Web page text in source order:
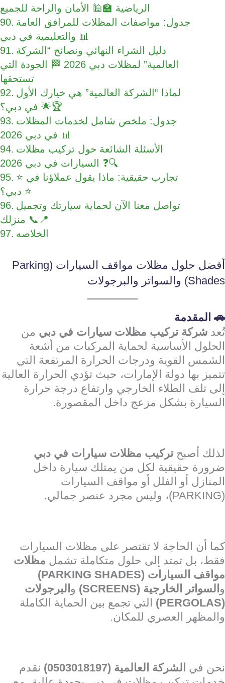
الرياضية 🏫🕌 الأمان والراحة للجميع
جدول: مواصفات المظلات للمرافق العامة
والتعليمية في دبي 📊
دليل الشراء النهائي ونصائح “الشركة
العالمية” لمظلات دبي 2026 🏁 الجودة التي
تستحقها
لماذا “الشركة العالمية” هي خيارك الأول
في دبي؟ 🌟🏆
جدول: ملخص شامل لخدمات المظلات
في دبي 2026 📊
الأسئلة الشائعة حول تركيب مظلات
السيارات في دبي 2026 ❓🔍
⭐ تجارب حقيقية: ماذا يقول عملاؤنا في
دبي؟ ⭐
تواصل معنا الآن لحماية سيارتك وتجميل
منزلك 📞📍
الخلاصه
أفضل حلول مظلات مواقف السيارات (Parking
Shades) والسواتر والبرجولات
🚗 المقدمة
تُعد شركة تركيب مظلات سيارات في دبي من
الحلول الأساسية لحماية المركبات من أشعة
الشمس القوية ودرجات الحرارة المرتفعة التي
تتميز بها دولة الإمارات، حيث تؤدي الحرارة العالية
إلى تلف الطلاء الخارجي وارتفاع درجة حرارة
السيارة بشكل مزعج داخل المقصورة.
لذلك أصبحتركيب مظلات سيارات في دبي
ضرورة حقيقية لكل من يمتلك سيارة داخل
المنازل أو الفلل أو مواقف السيارات
(PARKING)، وليس مجرد عنصر جمالي.
كما أن الحاجة لا تقتصر على مظلات السيارات
فقط، بل تمتد إلى حلول متكاملة تشمل مظلات
مواقف السيارات (PARKING SHADES)
و السواتر الخارجية (SCREENS) و البرجولات
(PERGOLAS)
التي تجمع بين الحماية الكاملة
والمظهر العصري للمكان.
نحن في الشركة العالمية (0503018197)
نقدم